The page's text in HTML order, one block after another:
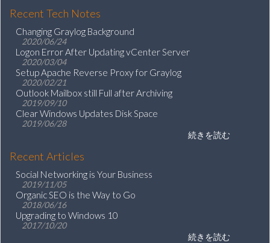
Recent Tech Notes
Changing Graylog Background
2020/06/24
Logon Error After Updating vCenter Server
2020/03/04
Setup Apache Reverse Proxy for Graylog
2020/02/21
Outlook Mailbox still Full after Archiving
2019/09/10
Clear Windows Updates Disk Space
2019/06/28
続きを読む
Recent Articles
Social Networking is Your Business
2019/11/05
Organic SEO is the Way to Go
2018/06/16
Upgrading to Windows 10
2017/10/20
続きを読む